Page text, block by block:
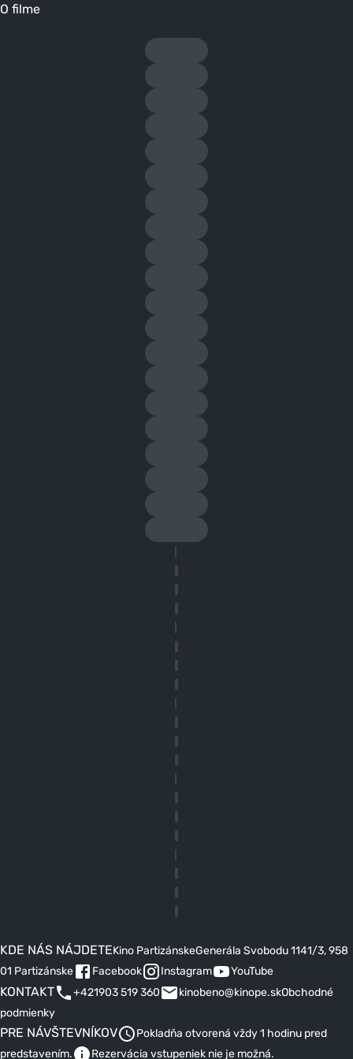
O filme
KDE NÁS NÁJDETEKino PartizánskeGenerála Svobodu 1141/3, 958
01 Partizánske
Facebook Instagram YouTube
KONTAKT +421903 519 360 kinobeno@kinope.skObchodné
podmienky
PRE NÁVŠTEVNÍKOV
Pokladňa otvorená vždy 1 hodinu pred
predstavením.
Rezervácia vstupeniek nie je možná.